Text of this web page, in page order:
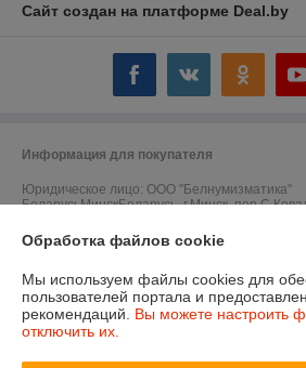
Сайт создан на платформе Deal.by
Информация для покупателя
Юридическое лицо: ООО "Белнумизматика"
БеларусьМинскБеларусь, г.Минск,
Регистрационный номер ЕГР: 193017016
УНП: 193017016
Регистрационный орган: Мингорисполком
Обработка файлов cookie
Мы используем файлы cookies для
пользователей портала и
рекомендаций. Вы можете настроить
отключить их.